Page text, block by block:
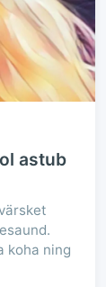
astub
koha ning